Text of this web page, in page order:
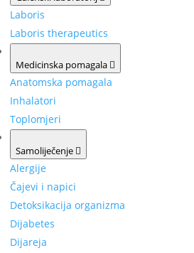
Laboris
Laboris therapeutics
Medicinska pomagala
Anatomska pomagala
Inhalatori
Toplomjeri
Samoliječenje
Alergije
Čajevi i napici
Detoksikacija organizma
Dijabetes
Dijareja